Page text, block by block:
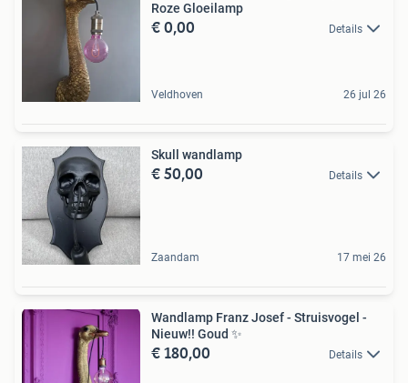
Roze Gloeilamp
€ 0,00 Details
Veldhoven 26 jul 26
Skull wandlamp
€ 50,00 Details
Zaandam 17 mei 26
Wandlamp Franz Josef - Struisvogel -
Nieuw!! Goud ️✨️
€ 180,00 Details